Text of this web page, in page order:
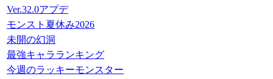
Ver.32.0アプデ
モンスト夏休み2026
未開の幻洞
最強キャラランキング
今週のラッキーモンスター